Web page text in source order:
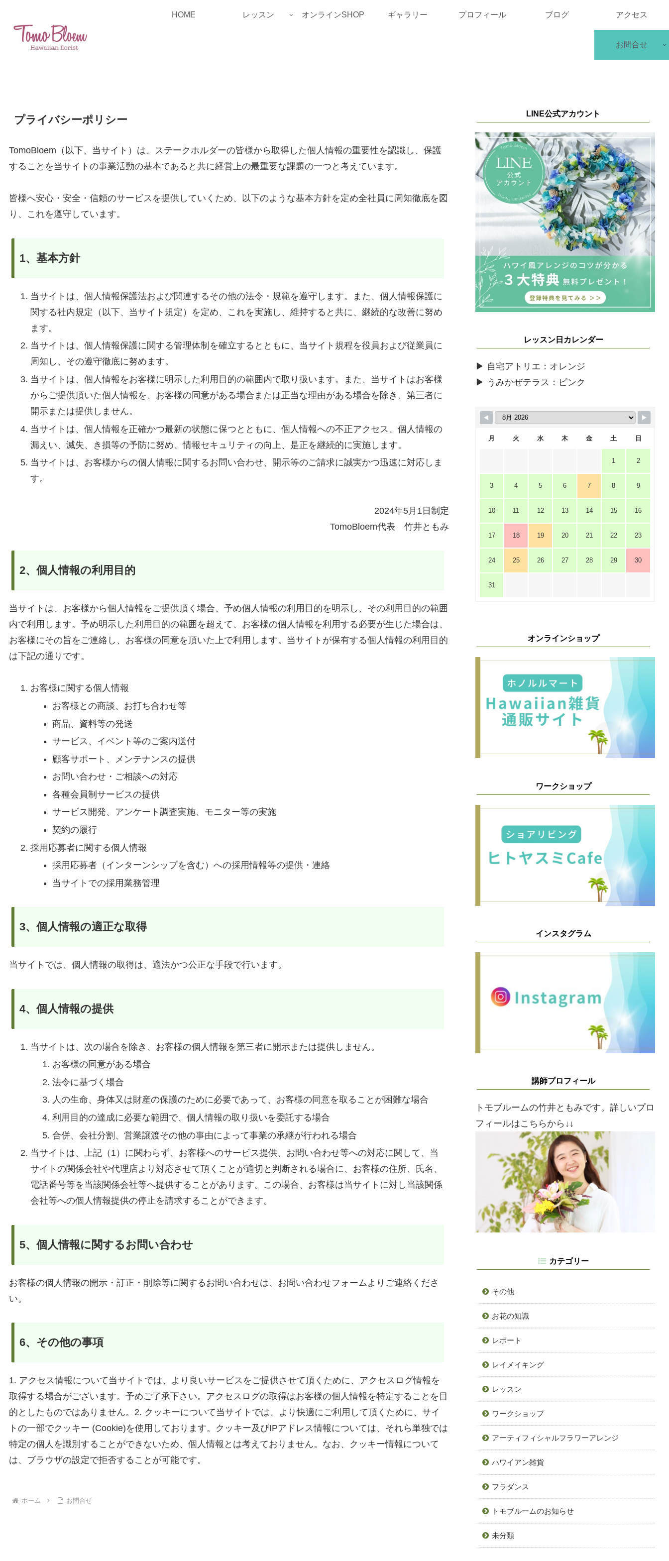
HOME レッスン オンラインSHOP ギャラリー プロフィール ブログ アクセス
お問合せ
プライバシーポリシー
TomoBloem（以下、当サイト）は、ステークホルダーの皆様から取得した個人情報の重要性を認識し、保護
することを当サイトの事業活動の基本であると共に経営上の最重要な課題の一つと考えています。
皆様へ安心・安全・信頼のサービスを提供していくため、以下のような基本方針を定め全社員に周知徹底を図
り、これを遵守しています。
1、基本方針
当サイトは、個人情報保護法および関連するその他の法令・規範を遵守します。また、個人情報保護に
関する社内規定（以下、当サイト規定）を定め、これを実施し、維持すると共に、継続的な改善に努め
ます。
当サイトは、個人情報保護に関する管理体制を確立するとともに、当サイト規程を役員および従業員に
周知し、その遵守徹底に努めます。
当サイトは、個人情報をお客様に明示した利用目的の範囲内で取り扱います。また、当サイトはお客様
からご提供頂いた個人情報を、お客様の同意がある場合または正当な理由がある場合を除き、第三者に
開示または提供しません。
当サイトは、個人情報を正確かつ最新の状態に保つとともに、個人情報への不正アクセス、個人情報の
漏えい、滅失、き損等の予防に努め、情報セキュリティの向上、是正を継続的に実施します。
当サイトは、お客様からの個人情報に関するお問い合わせ、開示等のご請求に誠実かつ迅速に対応しま
す。
2024年5月1日制定
TomoBloem代表 竹井ともみ
2、個人情報の利用目的
当サイトは、お客様から個人情報をご提供頂く場合、予め個人情報の利用目的を明示し、その利用目的の範囲
内で利用します。予め明示した利用目的の範囲を超えて、お客様の個人情報を利用する必要が生じた場合は、
お客様にその旨をご連絡し、お客様の同意を頂いた上で利用します。当サイトが保有する個人情報の利用目的
は下記の通りです。
お客様に関する個人情報
お客様との商談、お打ち合わせ等
商品、資料等の発送
サービス、イベント等のご案内送付
顧客サポート、メンテナンスの提供
お問い合わせ・ご相談への対応
各種会員制サービスの提供
サービス開発、アンケート調査実施、モニター等の実施
契約の履行
採用応募者に関する個人情報
採用応募者（インターンシップを含む）への採用情報等の提供・連絡
当サイトでの採用業務管理
3、個人情報の適正な取得
当サイトでは、個人情報の取得は、適法かつ公正な手段で行います。
4、個人情報の提供
当サイトは、次の場合を除き、お客様の個人情報を第三者に開示または提供しません。
お客様の同意がある場合
法令に基づく場合
人の生命、身体又は財産の保護のために必要であって、お客様の同意を取ることが困難な場合
利用目的の達成に必要な範囲で、個人情報の取り扱いを委託する場合
合併、会社分割、営業譲渡その他の事由によって事業の承継が行われる場合
当サイトは、上記（1）に関わらず、お客様へのサービス提供、お問い合わせ等への対応に関して、当
サイトの関係会社や代理店より対応させて頂くことが適切と判断される場合に、お客様の住所、氏名、
電話番号等を当該関係会社等へ提供することがあります。この場合、お客様は当サイトに対し当該関係
会社等への個人情報提供の停止を請求することができます。
5、個人情報に関するお問い合わせ
お客様の個人情報の開示・訂正・削除等に関するお問い合わせは、お問い合わせフォームよりご連絡くださ
い。
6、その他の事項
1. アクセス情報について当サイトでは、より良いサービスをご提供させて頂くために、アクセスログ情報を
取得する場合がございます。予めご了承下さい。アクセスログの取得はお客様の個人情報を特定することを目
的としたものではありません。2. クッキーについて当サイトでは、より快適にご利用して頂くために、サイ
トの一部でクッキー (Cookie)を使用しております。クッキー及びIPアドレス情報については、それら単独では
特定の個人を識別することができないため、個人情報とは考えておりません。なお、クッキー情報について
は、ブラウザの設定で拒否することが可能です。
ホーム お問合せ
LINE公式アカウント
レッスン日カレンダー
▶ 自宅アトリエ：オレンジ
▶ うみかぜテラス：ピンク
月 火 水 木 金 土 日
1 2
3 4 5 6 7 8 9
10 11 12 13 14 15 16
17 18 19 20 21 22 23
24 25 26 27 28 29 30
31
オンラインショップ
ワークショップ
インスタグラム
講師プロフィール
トモブルームの竹井ともみです。詳しいプロ
フィールはこちらから↓↓
カテゴリー
その他
お花の知識
レポート
レイメイキング
レッスン
ワークショップ
アーティフィシャルフラワーアレンジ
ハワイアン雑貨
フラダンス
トモブルームのお知らせ
未分類